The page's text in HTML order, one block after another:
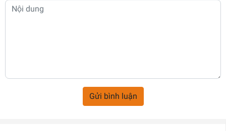
Gửi bình luận